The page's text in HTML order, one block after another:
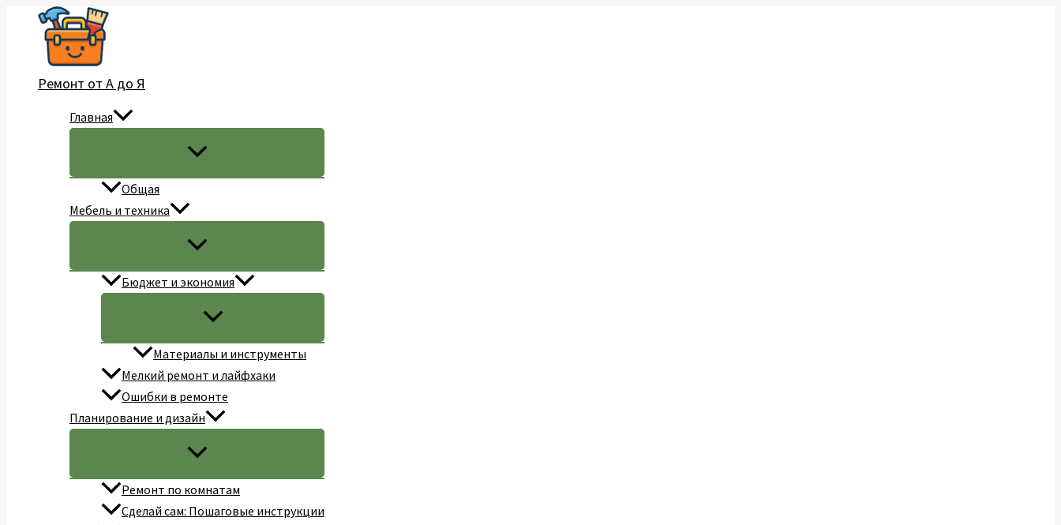
Перейти
содержимому
Ремонт от А до Я
Главная
Общая
Мебель и техника
Бюджет и экономия
Материалы и инструменты
Мелкий ремонт и лайфхаки
Ошибки в ремонте
Планирование и дизайн
Ремонт по комнатам
Сделай сам: Пошаговые инструкции